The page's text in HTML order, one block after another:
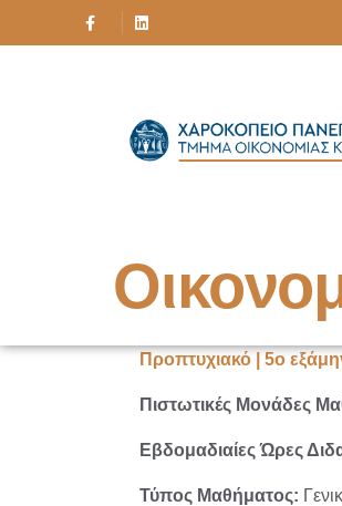
Προπτυχιακό | 5ο
Πιστωτικές Μονάδες
Εβδομαδιαίες Ώρες
Τύπος Μαθήματος: